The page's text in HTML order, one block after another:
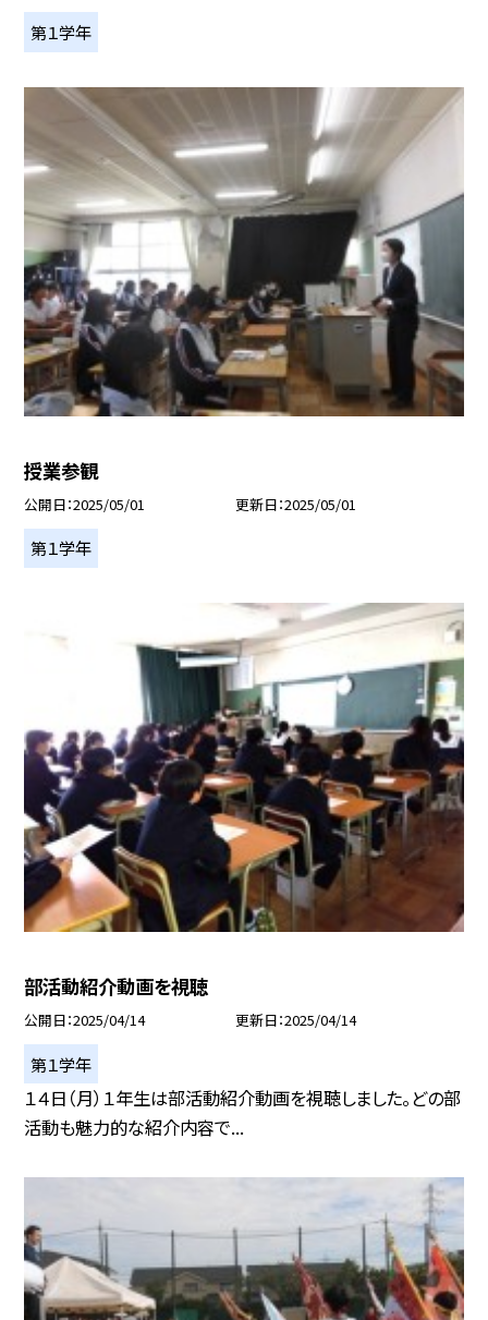
第１学年
授業参観
公開日 2025/05/01 更新日 2025/05/01
第１学年
部活動紹介動画を視聴
公開日 2025/04/14 更新日 2025/04/14
第１学年
１４日（月）１年生は部活動紹介動画を視聴しました。どの部
活動も魅力的な紹介内容で...